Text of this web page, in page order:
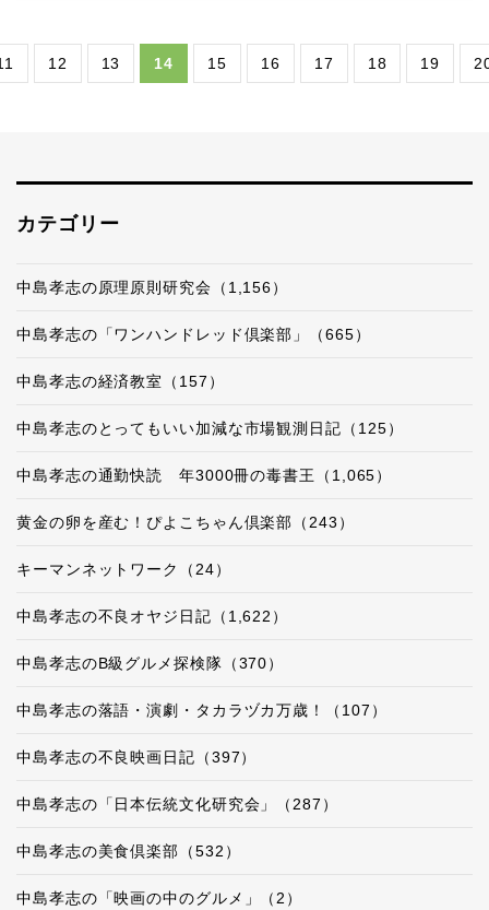
12 13 14 15 16 17 18 19
カテゴリー
中島孝志の原理原則研究会（1,156）
中島孝志の「ワンハンドレッド倶楽部」（665）
中島孝志の経済教室（157）
中島孝志のとってもいい加減な市場観測日記（125）
中島孝志の通勤快読 年3000冊の毒書王（1,065）
黄金の卵を産む！ぴよこちゃん倶楽部（243）
キーマンネットワーク（24）
中島孝志の不良オヤジ日記（1,622）
中島孝志のB級グルメ探検隊（370）
中島孝志の落語・演劇・タカラヅカ万歳！（107）
中島孝志の不良映画日記（397）
中島孝志の「日本伝統文化研究会」（287）
中島孝志の美食倶楽部（532）
中島孝志の「映画の中のグルメ」（2）